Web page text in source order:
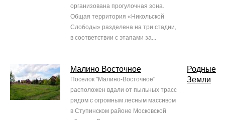
организована прогулочная зона.
Общая территория «Никольской
Слободы» разделена на три стадии,
в соответствии с этапами за...
Малино Восточное
Поселок "Малино-Восточное"
расположен вдали от пыльных трасс
рядом с огромным лесным массивом
в Ступинском районе Московской
Родные
Земли